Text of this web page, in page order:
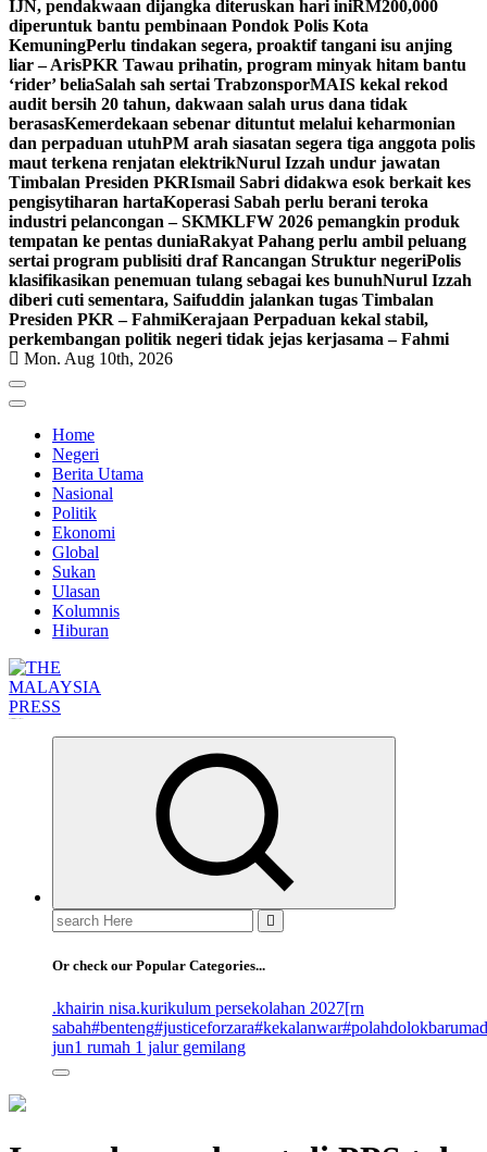
IJN, pendakwaan dijangka diteruskan hari iniRM200,000
diperuntuk bantu pembinaan Pondok Polis Kota
KemuningPerlu tindakan segera, proaktif tangani isu anjing
liar – ArisPKR Tawau prihatin, program minyak hitam bantu
‘rider’ beliaSalah sah sertai TrabzonsporMAIS kekal rekod
audit bersih 20 tahun, dakwaan salah urus dana tidak
berasasKemerdekaan sebenar dituntut melalui keharmonian
dan perpaduan utuhPM arah siasatan segera tiga anggota polis
maut terkena renjatan elektrikNurul Izzah undur jawatan
Timbalan Presiden PKRIsmail Sabri didakwa esok berkait kes
pengisytiharan hartaKoperasi Sabah perlu berani teroka
industri pelancongan – SKMKLFW 2026 pemangkin produk
tempatan ke pentas duniaRakyat Pahang perlu ambil peluang
sertai program publisiti draf Rancangan Struktur negeriPolis
klasifikasikan penemuan tulang sebagai kes bunuhNurul Izzah
diberi cuti sementara, Saifuddin jalankan tugas Timbalan
Presiden PKR – FahmiKerajaan Perpaduan kekal stabil,
perkembangan politik negeri tidak jejas kerjasama – Fahmi
Mon. Aug 10th, 2026
Home
Negeri
Berita Utama
Nasional
Politik
Ekonomi
Global
Sukan
Ulasan
Kolumnis
Hiburan
Search
for:
Or check our Popular Categories...
.khairin nisa.kurikulum persekolahan 2027[rn
sabah#benteng#justiceforzara#kekalanwar
jun1 rumah 1 jalur gemilang